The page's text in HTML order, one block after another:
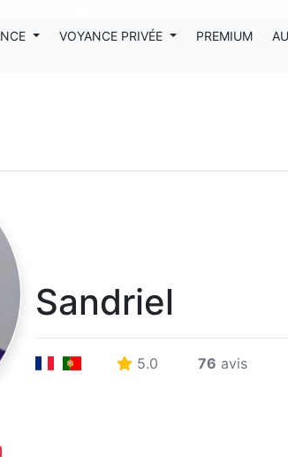
VOYANCE PRIVÉE PREMIUM
Sandriel
5.0 76 avis